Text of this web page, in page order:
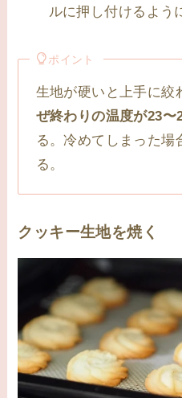
ルに押し付けるよう
ポイント
生地が硬いと上手に絞
ぜ終わりの温度が23
る。冷めてしまった場
る。
クッキー生地を焼く